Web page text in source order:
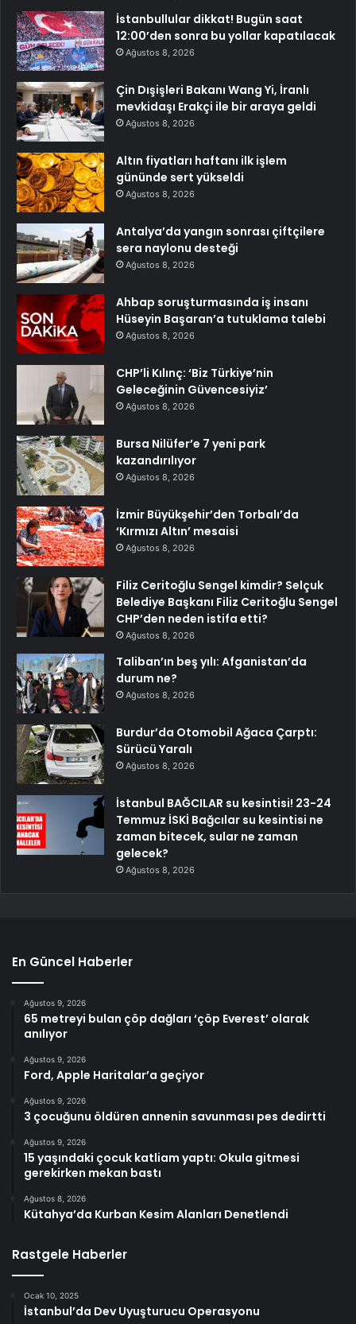
İstanbullular dikkat! Bugün saat
12:00’den sonra bu yollar kapatılacak
Ağustos 8, 2026
Çin Dışişleri Bakanı Wang Yi, İranlı
mevkidaşı Erakçi ile bir araya geldi
Ağustos 8, 2026
Altın fiyatları haftanı ilk işlem
gününde sert yükseldi
Ağustos 8, 2026
Antalya’da yangın sonrası çiftçilere
sera naylonu desteği
Ağustos 8, 2026
Ahbap soruşturmasında iş insanı
Hüseyin Başaran’a tutuklama talebi
Ağustos 8, 2026
CHP’li Kılınç: ‘Biz Türkiye’nin
Geleceğinin Güvencesiyiz’
Ağustos 8, 2026
Bursa Nilüfer’e 7 yeni park
kazandırılıyor
Ağustos 8, 2026
İzmir Büyükşehir’den Torbalı’da
‘Kırmızı Altın’ mesaisi
Ağustos 8, 2026
Filiz Ceritoğlu Sengel kimdir? Selçuk
Belediye Başkanı Filiz Ceritoğlu Sengel
CHP’den neden istifa etti?
Ağustos 8, 2026
Taliban’ın beş yılı: Afganistan’da
durum ne?
Ağustos 8, 2026
Burdur’da Otomobil Ağaca Çarptı:
Sürücü Yaralı
Ağustos 8, 2026
İstanbul BAĞCILAR su kesintisi! 23-24
Temmuz İSKİ Bağcılar su kesintisi ne
zaman bitecek, sular ne zaman
gelecek?
Ağustos 8, 2026
En Güncel Haberler
Ağustos 9, 2026
65 metreyi bulan çöp dağları ‘çöp Everest’ olarak
anılıyor
Ağustos 9, 2026
Ford, Apple Haritalar’a geçiyor
Ağustos 9, 2026
3 çocuğunu öldüren annenin savunması pes dedirtti
Ağustos 9, 2026
15 yaşındaki çocuk katliam yaptı: Okula gitmesi
gerekirken mekan bastı
Ağustos 8, 2026
Kütahya’da Kurban Kesim Alanları Denetlendi
Rastgele Haberler
Ocak 10, 2025
İstanbul’da Dev Uyuşturucu Operasyonu